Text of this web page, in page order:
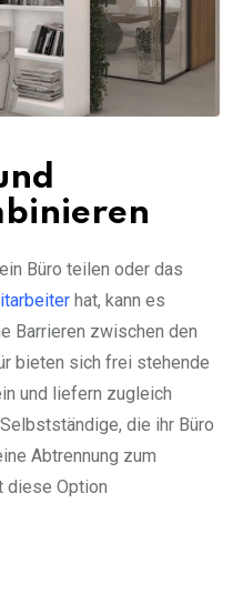
Büro teilen oder das
hat, kann es
Barrieren zwischen den
bieten sich frei stehende
und liefern zugleich
die ihr Büro
Abtrennung zum
diese Option